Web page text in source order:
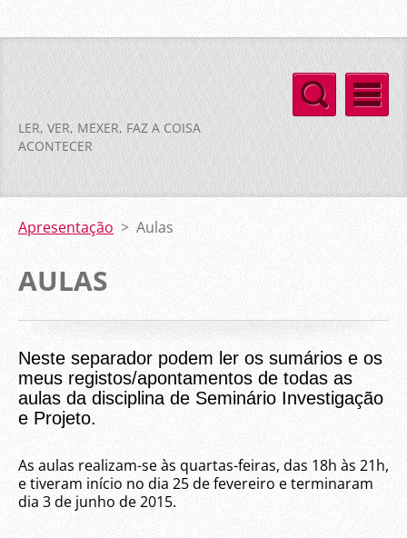
LER, VER, MEXER, FAZ A COISA
ACONTECER
Apresentação > Aulas
AULAS
Neste separador podem ler os sumários e os
meus registos/apontamentos de todas as
aulas da disciplina de Seminário Investigação
e Projeto.
As aulas realizam-se às quartas-feiras, das 18h às 21h,
e tiveram início no dia 25 de fevereiro e terminaram
dia 3 de junho de 2015.